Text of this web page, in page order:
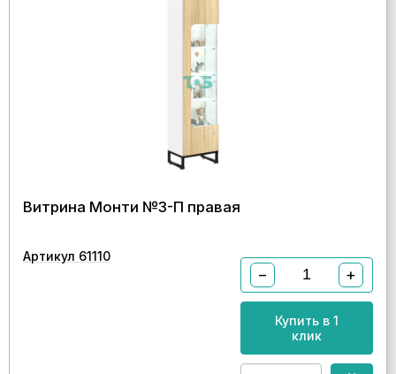
Витрина Монти №3-П правая
Артикул 61110
− +
Купить в 1
клик